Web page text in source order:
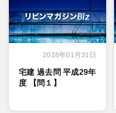
2018年01月31日
宅建 過去問 平成29年
度 【問１】